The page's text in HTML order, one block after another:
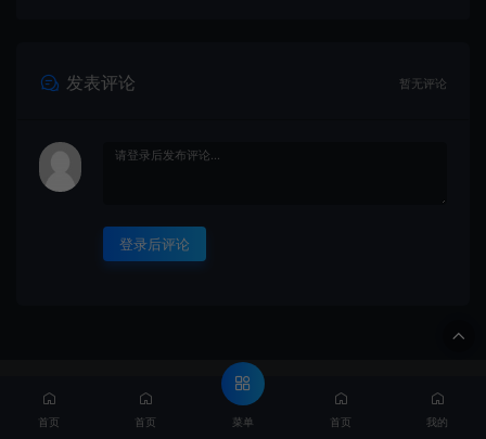
发表评论 暂无评论
登录后评论
© 2022 BP资源宝库 -https://www.bpvips.cn & Theme. All rights
粤ICP备2022137684号
首页 首页 菜单 首页 我的